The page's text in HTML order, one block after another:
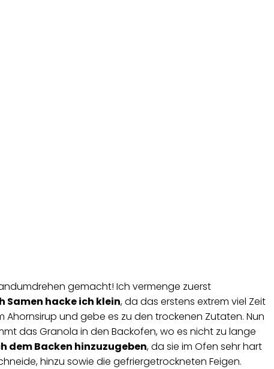
gemacht! Ich vermenge zuerst
Samen hacke ich klein, da das erstens extrem viel Zeit
und gebe es zu den trockenen Zutaten. Nun
das Granola in den Backofen, wo es nicht zu lange
dem Backen hinzuzugeben, da sie im Ofen sehr hart
hinzu sowie die gefriergetrockneten Feigen.